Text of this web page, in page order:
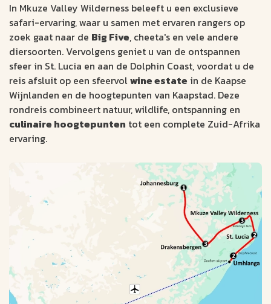
In Mkuze Valley Wilderness beleeft u een exclusieve
safari-ervaring, waar u samen met ervaren rangers op
zoek gaat naar de Big Five, cheeta's en vele andere
diersoorten. Vervolgens geniet u van de ontspannen
sfeer in St. Lucia en aan de Dolphin Coast, voordat u de
reis afsluit op een sfeervol wine estate in de Kaapse
Wijnlanden en de hoogtepunten van Kaapstad. Deze
rondreis combineert natuur, wildlife, ontspanning en
culinaire hoogtepunten tot een complete Zuid-Afrika
ervaring.